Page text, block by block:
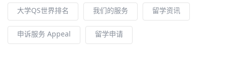
大学QS世界排名 我们的服务 留学资讯
申诉服务 Appeal 留学申请